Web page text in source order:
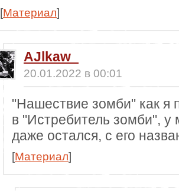
[Материал]
AJlkaw_
20.01.2022 в 00:01
"Нашествие зомби" как я
в "Истребитель зомби", у
даже остался, с его
[Материал]